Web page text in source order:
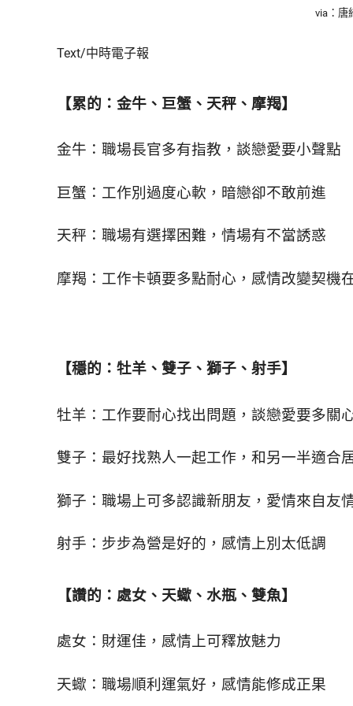
容，
一
無
的
和
CBOOK
起
到
專
活
態
via：唐
Text/中時電子報
【累的：金牛、巨蟹、天秤、摩羯】
金牛：職場長官多有指教，談戀愛要小聲點
巨蟹：工作別過度心軟，暗戀卻不敢前進
天秤：職場有選擇困難，情場有不當誘惑
摩羯：工作卡頓要多點耐心，感情改變契機
【穩的：牡羊、雙子、獅子、射手】
牡羊：工作要耐心找出問題，談戀愛要多關
雙子：最好找熟人一起工作，和另一半適合
獅子：職場上可多認識新朋友，愛情來自友
射手：步步為營是好的，感情上別太低調
【讚的：處女、天蠍、水瓶、雙魚】
處女：財運佳，感情上可釋放魅力
天蠍：職場順利運氣好，感情能修成正果